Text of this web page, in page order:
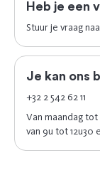
Heb je een
Stuur je vraag
Je kan ons
+32 2 542 62 11
Van maandag tot
van 9u tot 12u30